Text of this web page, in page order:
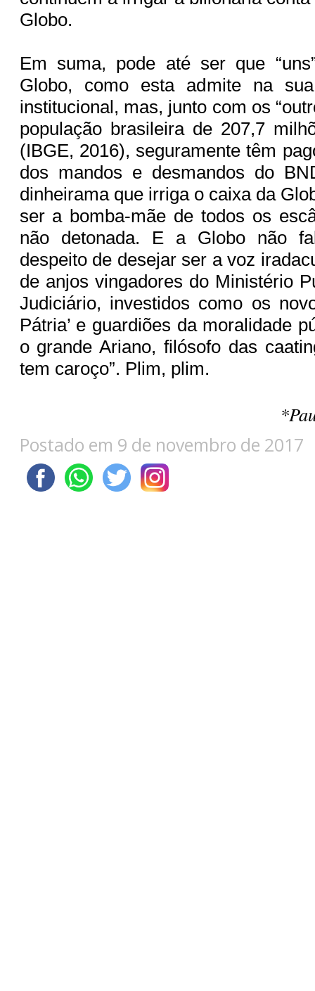
Globo.
Em suma, pode até ser que
Globo, como esta admite na sua
institucional, mas, junto com os
população brasileira de 207,7
(IBGE, 2016), seguramente têm
dos mandos e desmandos do
dinheirama que irriga o caixa da
ser a bomba-mãe de todos os
não detonada. E a Globo não
despeito de desejar ser a voz
de anjos vingadores do Ministério
Judiciário, investidos como os
Pátria’ e guardiões da moralidade
o grande Ariano, filósofo das
tem caroço”. Plim, plim.
Postado em 9 de novembro de 2017